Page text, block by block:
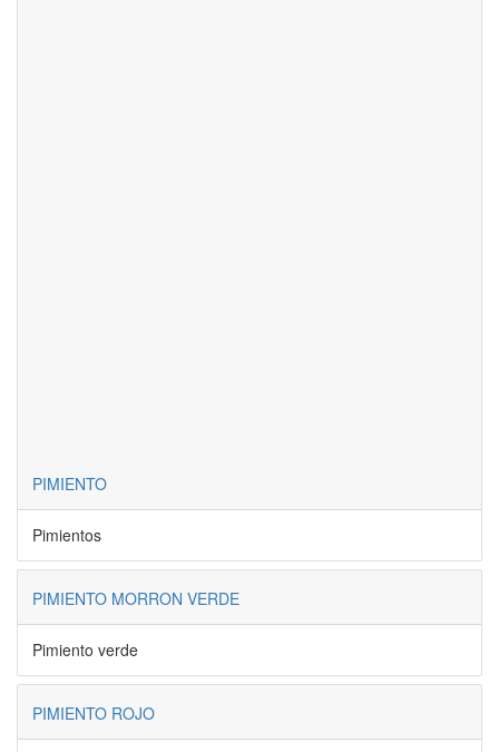
PIMIENTO
Pimientos
PIMIENTO MORRON VERDE
Pimiento verde
PIMIENTO ROJO